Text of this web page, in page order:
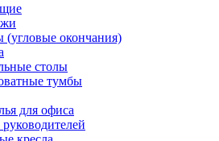
(угловые окончания)
столы
тумбы
для офиса